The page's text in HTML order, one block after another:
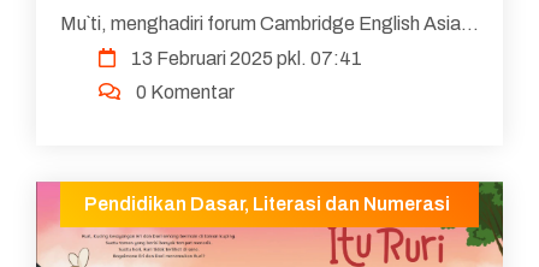
Mu`ti, menghadiri forum Cambridge English Asia-
Pacific Leadership Summit 2025 di Jakarta, Rabu
(12/2) yang mengu...
13 Februari 2025 pkl. 07:41
0 Komentar
Pendidikan Dasar, Literasi dan Numerasi